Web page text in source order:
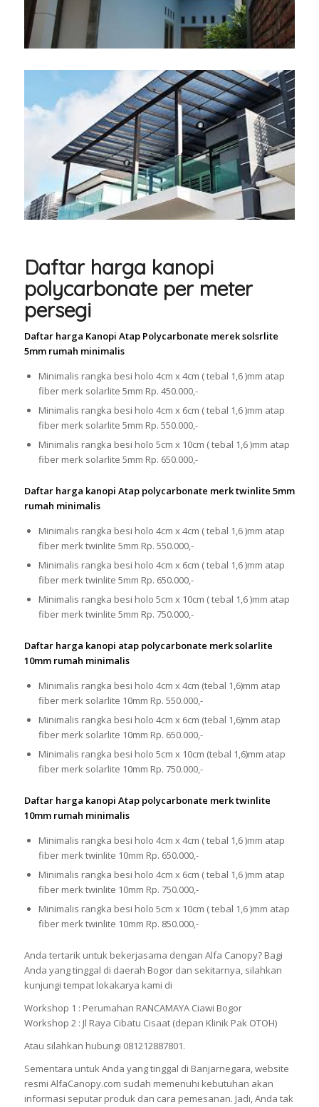
Daftar harga kanopi
polycarbonate per meter
persegi
Daftar harga Kanopi Atap Polycarbonate merek solsrlite
5mm rumah minimalis
Minimalis rangka besi holo 4cm x 4cm ( tebal 1,6 )mm atap
fiber merk solarlite 5mm Rp. 450.000,-
Minimalis rangka besi holo 4cm x 6cm ( tebal 1,6 )mm atap
fiber merk solarlite 5mm Rp. 550.000,-
Minimalis rangka besi holo 5cm x 10cm ( tebal 1,6 )mm atap
fiber merk solarlite 5mm Rp. 650.000,-
Daftar harga kanopi Atap polycarbonate merk twinlite 5mm
rumah minimalis
Minimalis rangka besi holo 4cm x 4cm ( tebal 1,6 )mm atap
fiber merk twinlite 5mm Rp. 550.000,-
Minimalis rangka besi holo 4cm x 6cm ( tebal 1,6 )mm atap
fiber merk twinlite 5mm Rp. 650.000,-
Minimalis rangka besi holo 5cm x 10cm ( tebal 1,6 )mm atap
fiber merk twinlite 5mm Rp. 750.000,-
Daftar harga kanopi atap polycarbonate merk solarlite
10mm rumah minimalis
Minimalis rangka besi holo 4cm x 4cm (tebal 1,6)mm atap
fiber merk solarlite 10mm Rp. 550.000,-
Minimalis rangka besi holo 4cm x 6cm (tebal 1,6)mm atap
fiber merk solarlite 10mm Rp. 650.000,-
Minimalis rangka besi holo 5cm x 10cm (tebal 1,6)mm atap
fiber merk solarlite 10mm Rp. 750.000,-
Daftar harga kanopi Atap polycarbonate merk twinlite
10mm rumah minimalis
Minimalis rangka besi holo 4cm x 4cm ( tebal 1,6 )mm atap
fiber merk twinlite 10mm Rp. 650.000,-
Minimalis rangka besi holo 4cm x 6cm ( tebal 1,6 )mm atap
fiber merk twinlite 10mm Rp. 750.000,-
Minimalis rangka besi holo 5cm x 10cm ( tebal 1,6 )mm atap
fiber merk twinlite 10mm Rp. 850.000,-
Anda tertarik untuk bekerjasama dengan Alfa Canopy? Bagi
Anda yang tinggal di daerah Bogor dan sekitarnya, silahkan
kunjungi tempat lokakarya kami di
Workshop 1 : Perumahan RANCAMAYA Ciawi Bogor
Workshop 2 : Jl Raya Cibatu Cisaat (depan Klinik Pak OTOH)
Atau silahkan hubungi 081212887801.
Sementara untuk Anda yang tinggal di Banjarnegara, website
resmi AlfaCanopy.com sudah memenuhi kebutuhan akan
informasi seputar produk dan cara pemesanan. Jadi, Anda tak